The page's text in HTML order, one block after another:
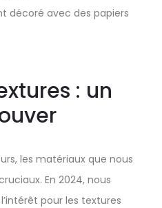
décoré avec des papiers
: un
les matériaux que nous
En 2024, nous
pour les textures